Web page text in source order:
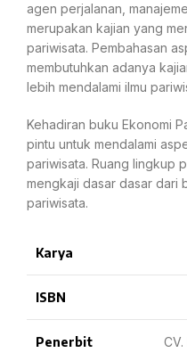
agen perjalanan,
merupakan kajian yang
pariwisata. Pembahasan
membutuhkan adanya
lebih mendalami ilmu
Kehadiran buku Ekonomi
pintu untuk mendalami
pariwisata. Ruang lingkup
mengkaji dasar dasar dari
pariwisata.
Karya
ISBN
Penerbit